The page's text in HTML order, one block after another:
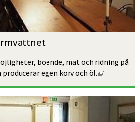
boende, mat och ridning på
producerar egen korv och öl.
Länk till